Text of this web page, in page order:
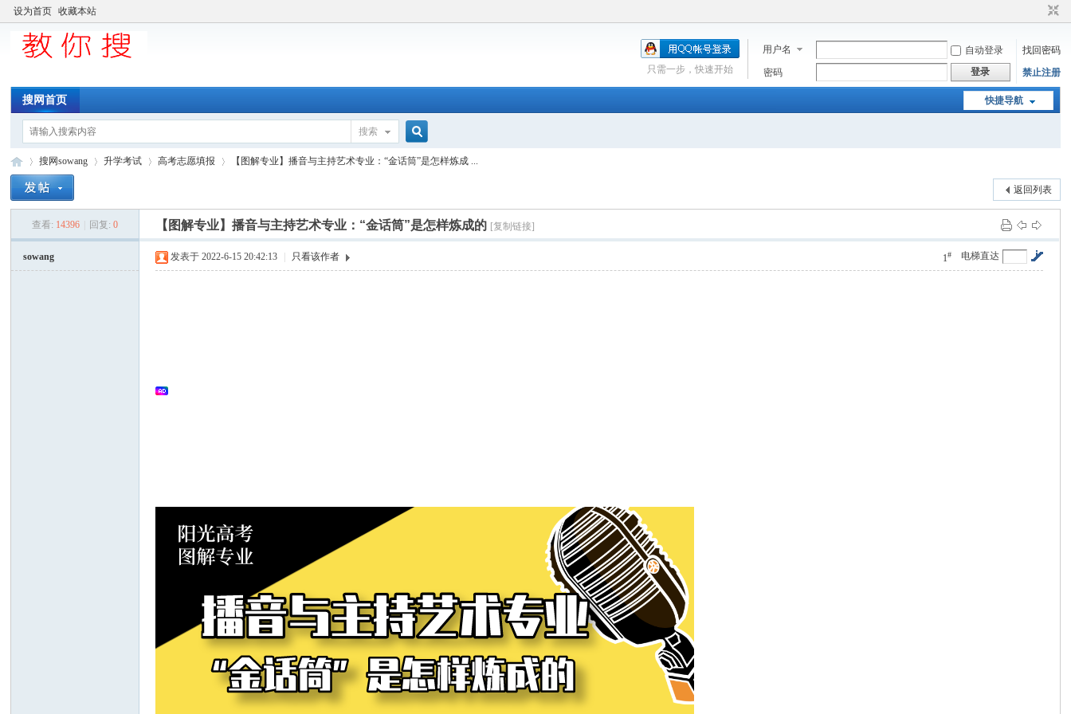
设为首页 收藏本站
用户名 自动登录
找回密码
密码
登录 禁止注册
只需一步，快速开始
快捷导航
搜网首页
搜索
搜
索
搜网sowang
›
升学考试 高考志愿填报
›
【图解专业】播音与主持艺术专业：“金话筒”是怎样炼成 ...
返回列表
查看: 14396 回复: 0 【图解专业】播音与主持艺术专业：“金话筒”是怎样炼成的 [复制链接]
sowang 电梯直达
1#
发表于 2022-6-15 20:42:13 只看该作者